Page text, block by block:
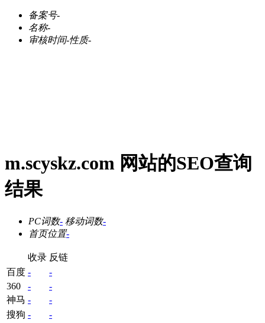
备案号-
名称-
审核时间-性质-
m.scyskz.com 网站的SEO查询
结果
PC词数- 移动词数-
首页位置-
收录 反链
百度 -
-
360
-
-
神马 -
-
搜狗 -
-